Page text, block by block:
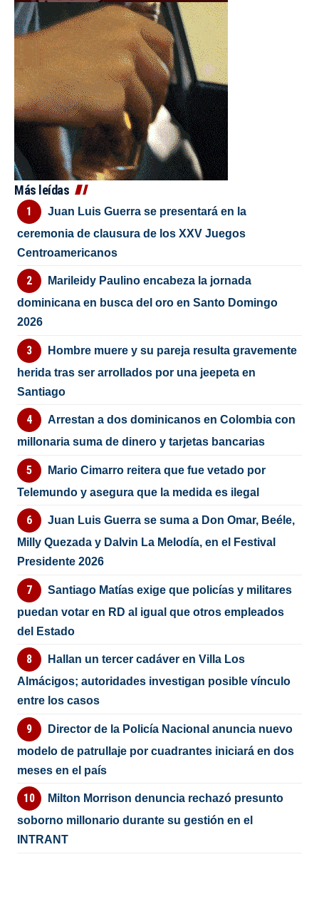
Más leídas
Juan Luis Guerra se presentará en la
ceremonia de clausura de los XXV Juegos
Centroamericanos
Marileidy Paulino encabeza la jornada
dominicana en busca del oro en Santo Domingo
2026
Hombre muere y su pareja resulta gravemente
herida tras ser arrollados por una jeepeta en
Santiago
Arrestan a dos dominicanos en Colombia con
millonaria suma de dinero y tarjetas bancarias
Mario Cimarro reitera que fue vetado por
Telemundo y asegura que la medida es ilegal
Juan Luis Guerra se suma a Don Omar, Beéle,
Milly Quezada y Dalvin La Melodía, en el Festival
Presidente 2026
Santiago Matías exige que policías y militares
puedan votar en RD al igual que otros empleados
del Estado
Hallan un tercer cadáver en Villa Los
Almácigos; autoridades investigan posible vínculo
entre los casos
Director de la Policía Nacional anuncia nuevo
modelo de patrullaje por cuadrantes iniciará en dos
meses en el país
Milton Morrison denuncia rechazó presunto
soborno millonario durante su gestión en el
INTRANT